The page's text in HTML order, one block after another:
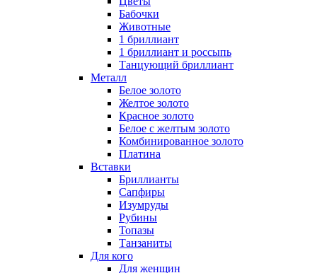
Бабочки
Животные
1 бриллиант
1 бриллиант и россыпь
Танцующий бриллиант
Металл
Белое золото
Желтое золото
Красное золото
Белое с желтым золото
Комбинированное золото
Платина
Вставки
Бриллианты
Сапфиры
Изумруды
Рубины
Топазы
Танзаниты
Для кого
Для женщин